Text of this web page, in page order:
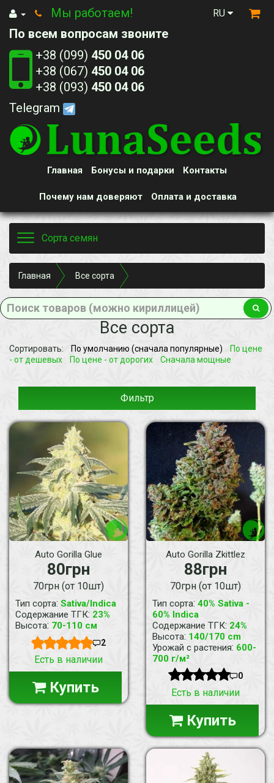
RU
Мы работаем!
По всем вопросам звоните
+38 (099) 450 04 06
+38 (067) 450 04 06
+38 (093) 450 04 06
Telegram
Главная
Почему нам доверяют
Контакты
Бонусы и подарки
Оплата и доставка
Toggle
navigation
Сорта семян
Главная Все сорта
Все сорта
Сортировать: По умолчанию (сначала популярные)
По цене
- от дешевых
По цене - от дорогих Сначала мощные
Фильтр
Auto Gorilla Glue
80грн
70грн (от 10шт)
Тип сорта: Sativa/Indica
Содержание ТГК: 23%
Высота: 70-110 см
2
Есть в наличии
Купить
Auto Gorilla Zkittlez
88грн
70грн (от 10шт)
Тип сорта: 40% Sativa -
60% Indica
Содержание ТГК: 24%
Высота: 140/170 cm
Урожай с растения: 600-
700 г/м²
0
Есть в наличии
Купить